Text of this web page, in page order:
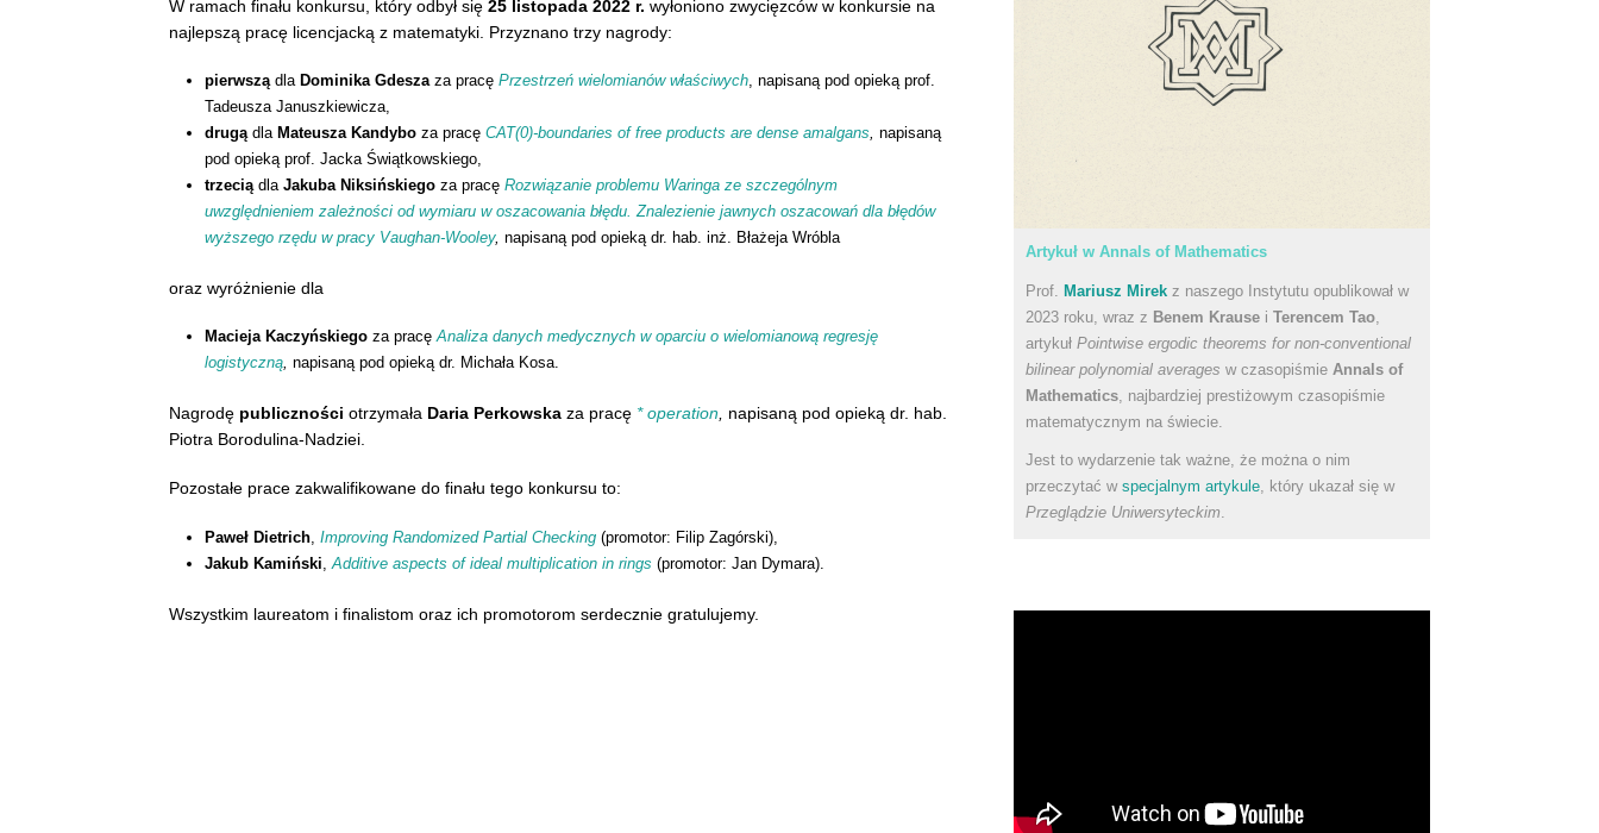
W ramach finału konkursu, który odbył się 25 listopada 2022 r. wyłoniono zwycięzców w konkursie na
najlepszą pracę licencjacką z matematyki. Przyznano trzy nagrody:
pierwsządla Dominika Gdeszaza pracę Przestrzeń wielomianów właściwych, napisaną pod opieką prof.
Tadeusza Januszkiewicza,
drugądla Mateusza Kandybo za pracę CAT(0)-boundaries of free products are dense amalgans, napisaną
pod opieką prof. Jacka Świątkowskiego,
trzeciądla Jakuba Niksińskiego za pracę Rozwiązanie problemu Waringa ze szczególnym
uwzględnieniem zależności od wymiaru w oszacowania błędu. Znalezienie jawnych oszacowań dla błędów
wyższego rzędu w pracy Vaughan-Wooley, napisaną pod opieką dr. hab. inż. Błażeja Wróbla
oraz wyróżnienie dla
Macieja Kaczyńskiego za pracęAnaliza danych medycznych w oparciu o wielomianową regresję
logistyczną, napisaną pod opieką dr. Michała Kosa.
Nagrodę publiczności otrzymała Daria Perkowska za pracę * operation napisaną pod opieką dr. hab.
Piotra Borodulina-Nadziei.
Pozostałe prace zakwalifikowane do finału tego konkursu to:
Paweł Dietrich, Improving Randomized Partial Checking (promotor: Filip Zagórski),
Jakub Kamiński,Additive aspects of ideal multiplication in rings (promotor: Jan Dymara).
Wszystkim laureatom i finalistom oraz ich promotorom serdecznie gratulujemy.
Artykuł w Annals of Mathematics
Prof. Mariusz Mirek z naszego Instytutu opublikował w
2023 roku, wraz z Benem Krause i Terencem Tao
artykuł Pointwise ergodic theorems for non-conventional
bilinear polynomial averages w czasopiśmie Annals of
Mathematics , najbardziej prestiżowym czasopiśmie
matematycznym na świecie.
Jest to wydarzenie tak ważne, że można o nim
przeczytać w specjalnym artykule, który ukazał się w
Przeglądzie Uniwersyteckim.